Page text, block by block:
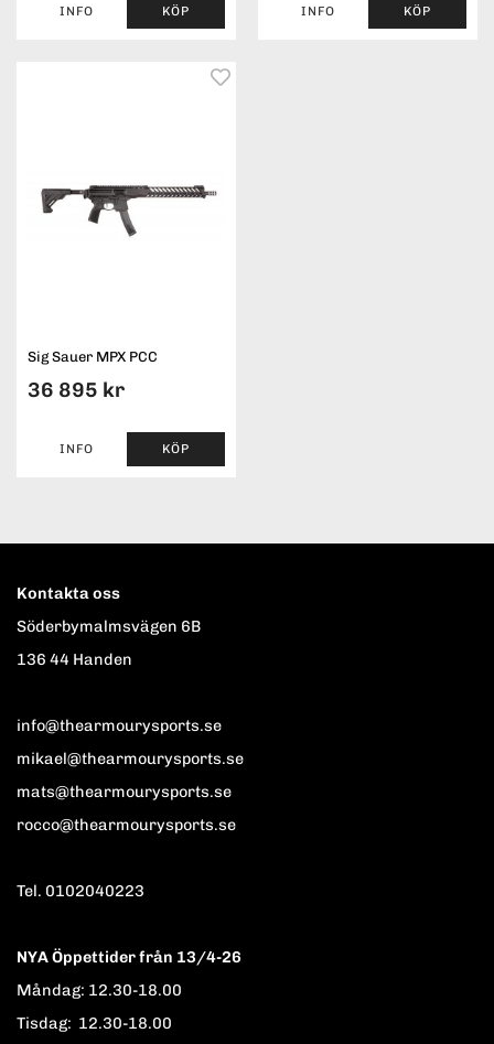
INFO KÖP INFO KÖP
Sig Sauer MPX PCC
36 895 kr
INFO KÖP
Kontakta oss
Söderbymalmsvägen 6B
136 44 Handen
info@thearmourysports.se
mikael@thearmourysports.se
mats@thearmourysports.se
rocco@thearmourysports.se
Tel. 0102040223
NYA Öppettider från 13/4-26
Måndag: 12.30-18.00
Tisdag: 12.30-18.00